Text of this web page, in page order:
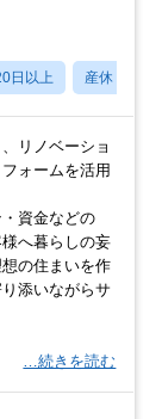
日以上 産休・育休
リノベーショ
ォームを活用
資金などの
へ暮らしの妄
の住まいを作
添いながらサ
…続きを読む